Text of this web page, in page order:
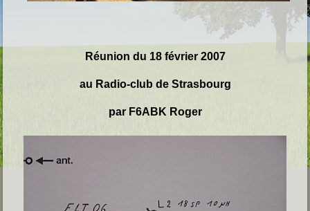
Réunion du 18 février 2007
au Radio-club de Strasbourg
par F6ABK Roger